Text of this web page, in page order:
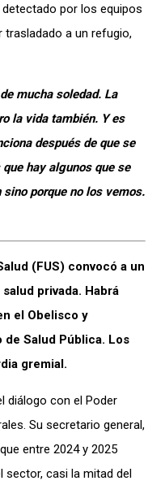
por los equipos
trasladado a un refugio,
mucha soledad. La
la vida también. Y es
después de que se
hay algunos que se
porque no los vemos.
(FUS) convocó a un
privada. Habrá
el Obelisco y
Salud Pública. Los
gremial.
diálogo con el Poder
Su secretario general,
entre 2024 y 2025
sector, casi la mitad del